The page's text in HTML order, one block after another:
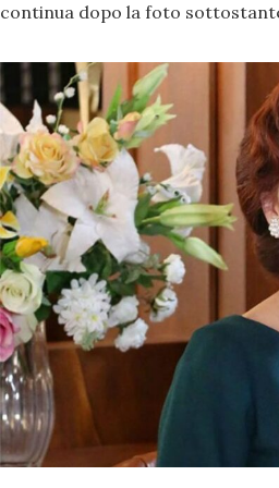
continua dopo la foto